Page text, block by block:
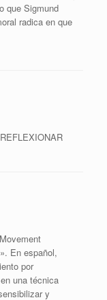
que Sigmund
radica en que
En español,
por
una técnica
y